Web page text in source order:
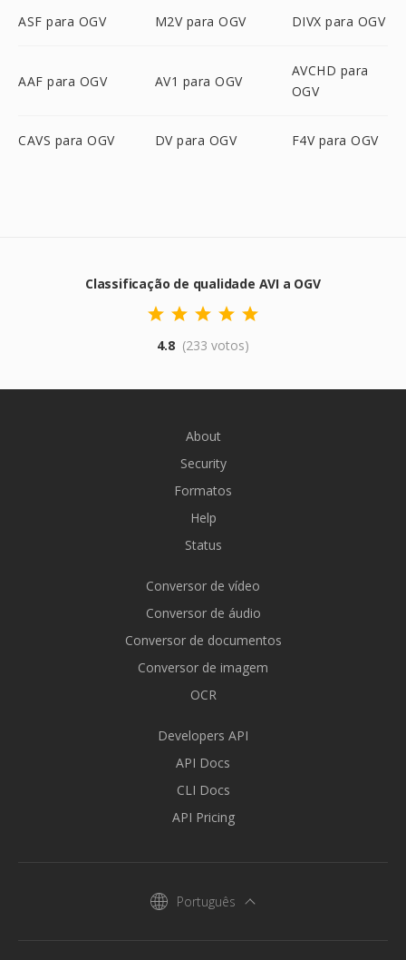
ASF para OGV M2V para OGV DIVX para OGV
AAF para OGV AV1 para OGV
AVCHD para
OGV
CAVS para OGV DV para OGV F4V para OGV
Classificação de qualidade AVI a OGV
4.8 (233 votos)
About
Security
Formatos
Help
Status
Conversor de vídeo
Conversor de áudio
Conversor de documentos
Conversor de imagem
OCR
Developers API
API Docs
CLI Docs
API Pricing
Português